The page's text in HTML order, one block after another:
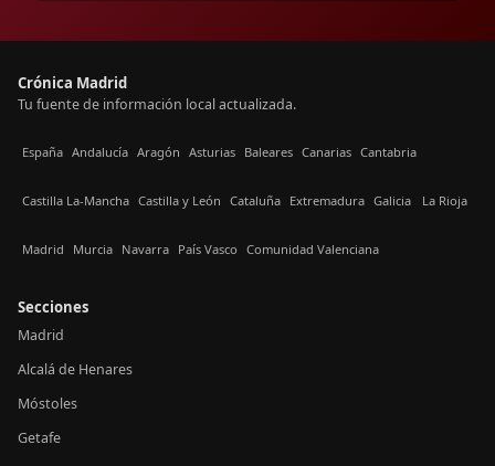
Crónica Madrid
Tu fuente de información local actualizada.
España Andalucía Aragón Asturias Baleares Canarias Cantabria
Castilla La-Mancha Castilla y León Cataluña Extremadura Galicia La Rioja
Madrid Murcia Navarra País Vasco Comunidad Valenciana
Secciones
Madrid
Alcalá de Henares
Móstoles
Getafe